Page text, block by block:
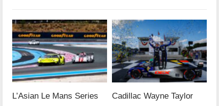
L’Asian Le Mans Series
Cadillac Wayne Taylor